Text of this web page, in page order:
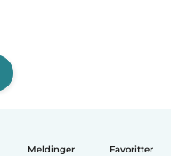
Meldinger Favoritter